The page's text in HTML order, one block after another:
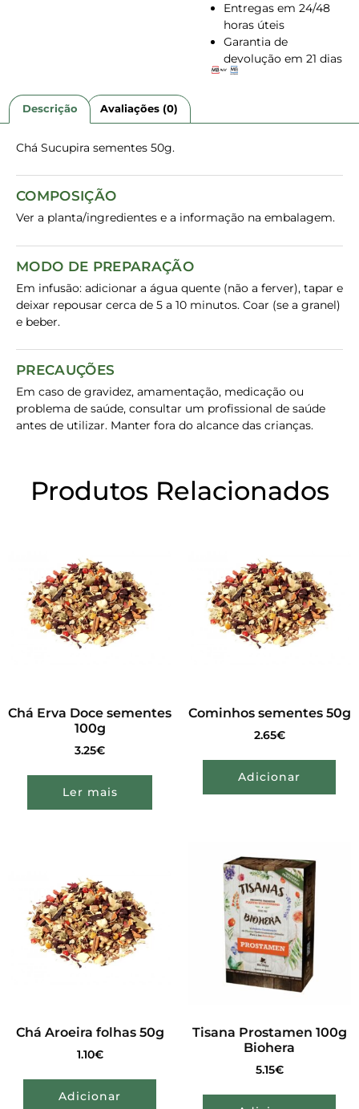
Entregas em 24/48
horas úteis
Garantia de
devolução em 21 dias
Descrição Avaliações (0)
Chá Sucupira sementes 50g.
COMPOSIÇÃO
Ver a planta/ingredientes e a informação na embalagem.
MODO DE PREPARAÇÃO
Em infusão: adicionar a água quente (não a ferver), tapar e
deixar repousar cerca de 5 a 10 minutos. Coar (se a granel)
e beber.
PRECAUÇÕES
Em caso de gravidez, amamentação, medicação ou
problema de saúde, consultar um profissional de saúde
antes de utilizar. Manter fora do alcance das crianças.
Produtos Relacionados
Chá Erva Doce sementes
100g
3.25€
Ler mais
Cominhos sementes 50g
2.65€
Adicionar
Chá Aroeira folhas 50g
1.10€
Adicionar
Tisana Prostamen 100g
Biohera
5.15€